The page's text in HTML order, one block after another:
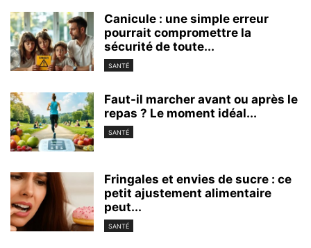
Canicule : une simple erreur
pourrait compromettre la
sécurité de toute...
SANTÉ
Faut-il marcher avant ou après le
repas ? Le moment idéal...
SANTÉ
Fringales et envies de sucre : ce
petit ajustement alimentaire
peut...
SANTÉ